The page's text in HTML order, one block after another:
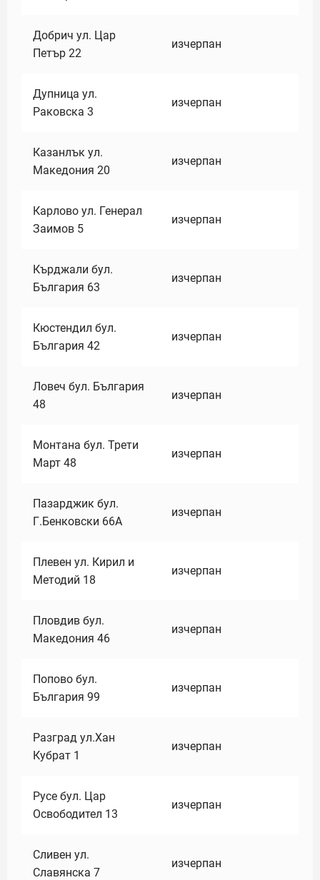
Добрич ул. Цар
Петър 22
изчерпан
Дупница ул.
Раковска 3
изчерпан
Казанлък ул.
Македония 20
изчерпан
Карлово ул. Генерал
Заимов 5
изчерпан
Кърджали бул.
България 63
изчерпан
Кюстендил бул.
България 42
изчерпан
Ловеч бул. България
48
изчерпан
Монтана бул. Трети
Март 48
изчерпан
Пазарджик бул.
Г.Бенковски 66А
изчерпан
Плевен ул. Кирил и
Методий 18
изчерпан
Пловдив бул.
Македония 46
изчерпан
Попово бул.
България 99
изчерпан
Разград ул.Хан
Кубрат 1
изчерпан
Русе бул. Цар
Освободител 13
изчерпан
Сливен ул.
Славянска 7
изчерпан